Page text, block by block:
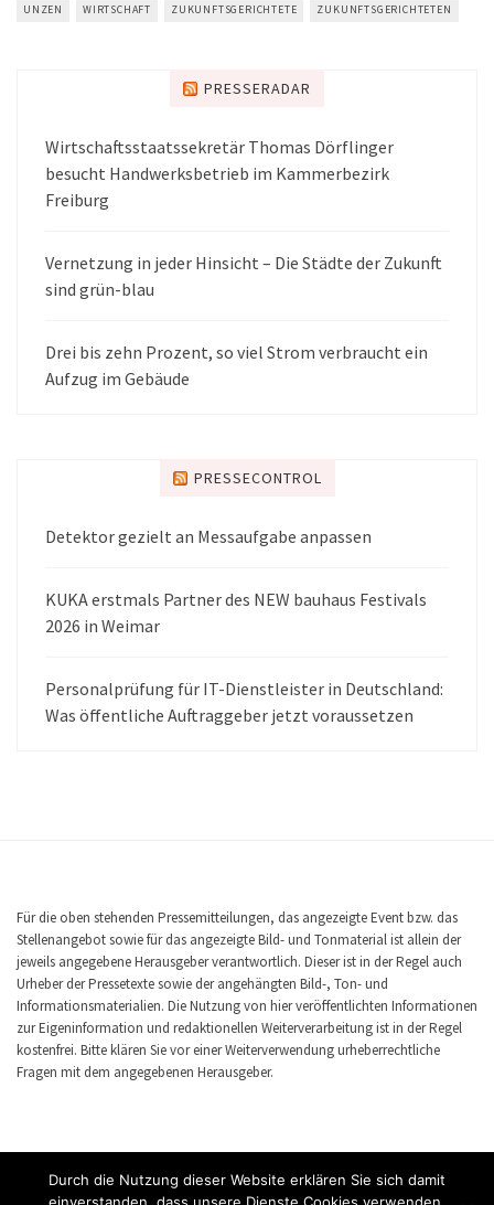
UNZEN WIRTSCHAFT ZUKUNFTSGERICHTETE ZUKUNFTSGERICHTETEN
PRESSERADAR
Wirtschaftsstaatssekretär Thomas Dörflinger
besucht Handwerksbetrieb im Kammerbezirk
Freiburg
Vernetzung in jeder Hinsicht – Die Städte der Zukunft
sind grün-blau
Drei bis zehn Prozent, so viel Strom verbraucht ein
Aufzug im Gebäude
PRESSECONTROL
Detektor gezielt an Messaufgabe anpassen
KUKA erstmals Partner des NEW bauhaus Festivals
2026 in Weimar
Personalprüfung für IT-Dienstleister in Deutschland:
Was öffentliche Auftraggeber jetzt voraussetzen
Für die oben stehenden Pressemitteilungen, das angezeigte Event bzw. das
Stellenangebot sowie für das angezeigte Bild- und Tonmaterial ist allein der
jeweils angegebene Herausgeber verantwortlich. Dieser ist in der Regel auch
Urheber der Pressetexte sowie der angehängten Bild-, Ton- und
Informationsmaterialien. Die Nutzung von hier veröffentlichten Informationen
zur Eigeninformation und redaktionellen Weiterverarbeitung ist in der Regel
kostenfrei. Bitte klären Sie vor einer Weiterverwendung urheberrechtliche
Fragen mit dem angegebenen Herausgeber.
Durch die Nutzung dieser Website erklären Sie sich damit